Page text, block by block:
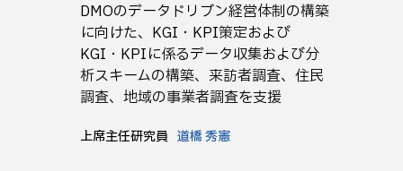
DMOのデータドリブン経営体制の構築
に向けた、KGI・KPI策定および
KGI・KPIに係るデータ収集および分
析スキームの構築、来訪者調査、住民
調査、地域の事業者調査を支援
上席主任研究員 道橋 秀憲